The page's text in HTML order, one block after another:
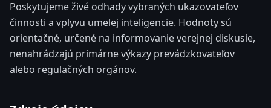
Poskytujeme živé odhady vybraných ukazovateľov
činnosti a vplyvu umelej inteligencie. Hodnoty sú
orientačné, určené na informovanie verejnej diskusie,
nenahrádzajú primárne výkazy prevádzkovateľov
alebo regulačných orgánov.